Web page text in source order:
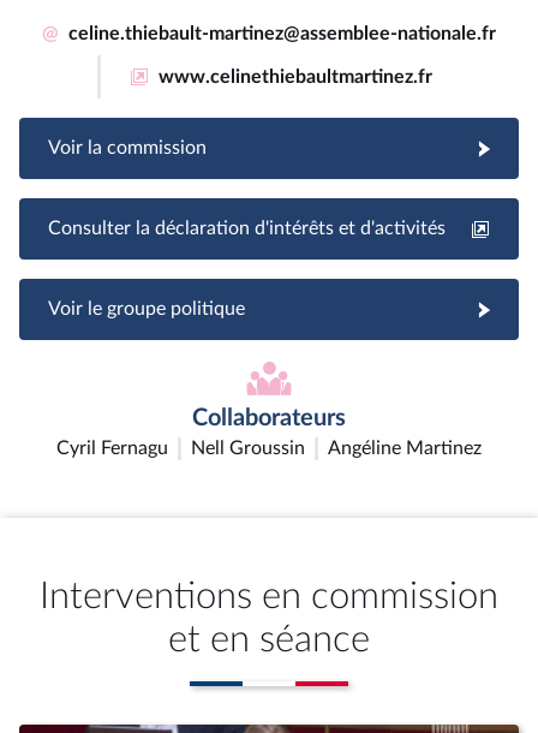
@ celine.thiebault-martinez@assemblee-nationale.fr
www.celinethiebaultmartinez.fr
Voir la commission
Consulter la déclaration d'intérêts et d'activités
Voir le groupe politique
Collaborateurs
Cyril Fernagu Nell Groussin Angéline Martinez
Interventions en commission
et en séance